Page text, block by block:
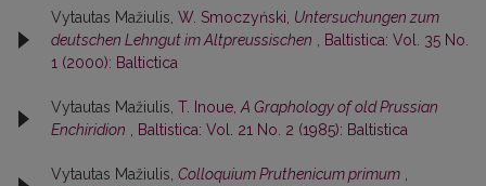
Vytautas Mažiulis, W. Smoczyński, Untersuchungen zum
deutschen Lehngut im Altpreussischen
Baltistica: Vol. 35 No.
1 (2000): Baltictica
Vytautas Mažiulis, T. Inoue, A Graphology of old Prussian
Enchiridion
Baltistica: Vol. 21 No. 2 (1985): Baltistica
Vytautas Mažiulis, Colloquium Pruthenicum primum